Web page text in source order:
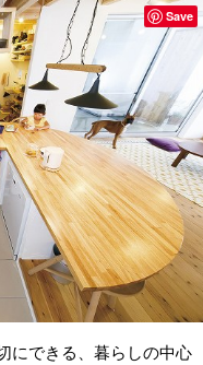
にできる、暮らしの中心
Save